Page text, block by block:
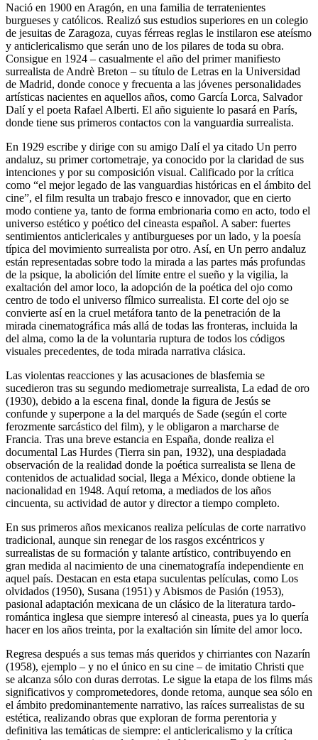
Nació en 1900 en Aragón, en una familia de terratenientes
burgueses y católicos. Realizó sus estudios superiores en un colegio
de jesuitas de Zaragoza, cuyas férreas reglas le instilaron ese ateísmo
y anticlericalismo que serán uno de los pilares de toda su obra.
Consigue en 1924 – casualmente el año del primer manifiesto
surrealista de Andrè Breton – su título de Letras en la Universidad
de Madrid, donde conoce y frecuenta a las jóvenes personalidades
artísticas nacientes en aquellos años, como García Lorca, Salvador
Dalí y el poeta Rafael Alberti. El año siguiente lo pasará en París,
donde tiene sus primeros contactos con la vanguardia surrealista.
En 1929 escribe y dirige con su amigo Dalí el ya citado Un perro
andaluz, su primer cortometraje, ya conocido por la claridad de sus
intenciones y por su composición visual. Calificado por la crítica
como “el mejor legado de las vanguardias históricas en el ámbito del
cine”, el film resulta un trabajo fresco e innovador, que en cierto
modo contiene ya, tanto de forma embrionaria como en acto, todo el
universo estético y poético del cineasta español. A saber: fuertes
sentimientos anticlericales y antiburgueses por un lado, y la poesía
típica del movimiento surrealista por otro. Así, en Un perro andaluz
están representadas sobre todo la mirada a las partes más profundas
de la psique, la abolición del límite entre el sueño y la vigilia, la
exaltación del amor loco, la adopción de la poética del ojo como
centro de todo el universo fílmico surrealista. El corte del ojo se
convierte así en la cruel metáfora tanto de la penetración de la
mirada cinematográfica más allá de todas las fronteras, incluida la
del alma, como la de la voluntaria ruptura de todos los códigos
visuales precedentes, de toda mirada narrativa clásica.
Las violentas reacciones y las acusaciones de blasfemia se
sucedieron tras su segundo mediometraje surrealista, La edad de oro
(1930), debido a la escena final, donde la figura de Jesús se
confunde y superpone a la del marqués de Sade (según el corte
ferozmente sarcástico del film), y le obligaron a marcharse de
Francia. Tras una breve estancia en España, donde realiza el
documental Las Hurdes (Tierra sin pan, 1932), una despiadada
observación de la realidad donde la poética surrealista se llena de
contenidos de actualidad social, llega a México, donde obtiene la
nacionalidad en 1948. Aquí retoma, a mediados de los años
cincuenta, su actividad de autor y director a tiempo completo.
En sus primeros años mexicanos realiza películas de corte narrativo
tradicional, aunque sin renegar de los rasgos excéntricos y
surrealistas de su formación y talante artístico, contribuyendo en
gran medida al nacimiento de una cinematografía independiente en
aquel país. Destacan en esta etapa suculentas películas, como Los
olvidados (1950), Susana (1951) y Abismos de Pasión (1953),
pasional adaptación mexicana de un clásico de la literatura tardo-
romántica inglesa que siempre interesó al cineasta, pues ya lo quería
hacer en los años treinta, por la exaltación sin límite del amor loco.
Regresa después a sus temas más queridos y chirriantes con Nazarín
(1958), ejemplo – y no el único en su cine – de imitatio Christi que
se alcanza sólo con duras derrotas. Le sigue la etapa de los films más
significativos y comprometedores, donde retoma, aunque sea sólo en
el ámbito predominantemente narrativo, las raíces surrealistas de su
estética, realizando obras que exploran de forma perentoria y
definitiva las temáticas de siempre: el anticlericalismo y la crítica